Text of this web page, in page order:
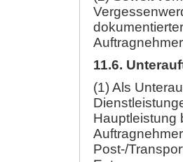
11.6.
(1) Als
Hauptleistung
Post-/